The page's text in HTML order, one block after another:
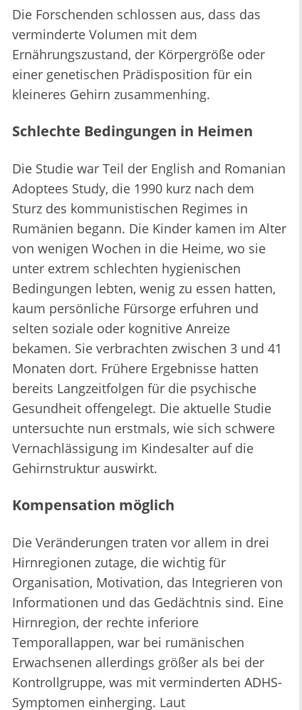
Die Forschenden schlossen aus, dass das
verminderte Volumen mit dem
Ernährungszustand, der Körpergröße oder
einer genetischen Prädisposition für ein
kleineres Gehirn zusammenhing.
Schlechte Bedingungen in Heimen
Die Studie war Teil der English and Romanian
Adoptees Study, die 1990 kurz nach dem
Sturz des kommunistischen Regimes in
Rumänien begann. Die Kinder kamen im Alter
von wenigen Wochen in die Heime, wo sie
unter extrem schlechten hygienischen
Bedingungen lebten, wenig zu essen hatten,
kaum persönliche Fürsorge erfuhren und
selten soziale oder kognitive Anreize
bekamen. Sie verbrachten zwischen 3 und 41
Monaten dort. Frühere Ergebnisse hatten
bereits Langzeitfolgen für die psychische
Gesundheit offengelegt. Die aktuelle Studie
untersuchte nun erstmals, wie sich schwere
Vernachlässigung im Kindesalter auf die
Gehirnstruktur auswirkt.
Kompensation möglich
Die Veränderungen traten vor allem in drei
Hirnregionen zutage, die wichtig für
Organisation, Motivation, das Integrieren von
Informationen und das Gedächtnis sind. Eine
Hirnregion, der rechte inferiore
Temporallappen, war bei rumänischen
Erwachsenen allerdings größer als bei der
Kontrollgruppe, was mit verminderten ADHS-
Symptomen einherging. Laut